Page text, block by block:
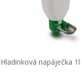
Hladinková napáječka 1l